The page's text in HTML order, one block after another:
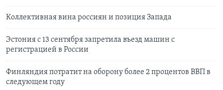
Коллективная вина россиян и позиция Запада
Эстония с 13 сентября запретила въезд машин с
регистрацией в России
Финляндия потратит на оборону более 2 процентов ВВП в
следующем году